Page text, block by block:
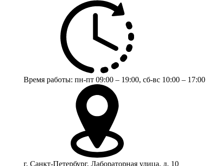
Время работы: пн-пт 09:00 – 19:00, сб-вс 10:00 – 17:00
г. Санкт-Петербург, Лабораторная улица, д. 10